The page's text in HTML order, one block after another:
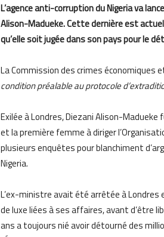
L’agence anti-corruption du Nigeria va
Alison-Madueke. Cette dernière est
qu’elle soit jugée dans son pays pour le
La Commission des crimes économiques
condition préalable au protocole
Exilée à Londres, Diezani Alison-Madueke
et la première femme à diriger
plusieurs enquêtes pour blanchiment
Nigeria.
L’ex-ministre avait été arrêtée à Londres
de luxe liées à ses affaires, avant d’être
ans a toujours nié avoir détourné des